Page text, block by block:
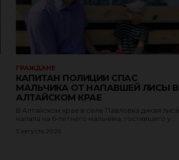
ГРАЖДАНЕ
КАПИТАН ПОЛИЦИИ СПАС
МАЛЬЧИКА ОТ НАПАВШЕЙ ЛИСЫ В
АЛТАЙСКОМ КРАЕ
В Алтайском крае в селе Павловка дикая лиса
напала на 6‑летнего мальчика, гостившего у...
5 августа 2026